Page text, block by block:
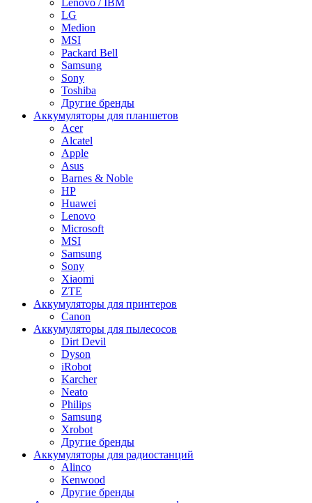
LG
Medion
MSI
Packard Bell
Samsung
Sony
Toshiba
Другие бренды
Аккумуляторы для планшетов
Acer
Alcatel
Apple
Asus
Barnes & Noble
HP
Huawei
Lenovo
Microsoft
MSI
Samsung
Sony
Xiaomi
ZTE
Аккумуляторы для принтеров
Canon
Аккумуляторы для пылесосов
Dirt Devil
Dyson
iRobot
Karcher
Neato
Philips
Samsung
Xrobot
Другие бренды
Аккумуляторы для радиостанций
Alinco
Kenwood
Другие бренды